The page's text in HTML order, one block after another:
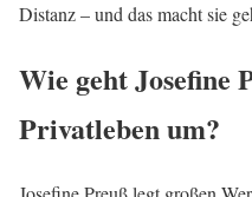
Distanz – und das macht sie
Wie geht Josefine
Privatleben um?